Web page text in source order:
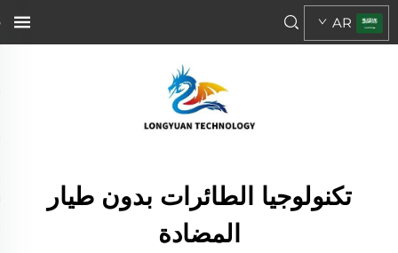
AR
تكنولوجيا الطائرات بدون طيار
المضادة